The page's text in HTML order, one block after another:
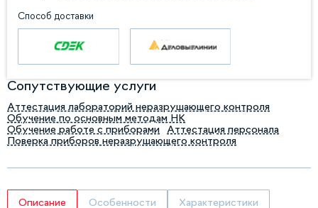
Способ доставки
Сопутствующие услуги
Аттестация лабораторий неразрушающего контроля
Обучение по основным методам НК
Обучение работе с приборами
Аттестация персонала
Поверка приборов неразрушающего контроля
Описание Особенности Характеристики